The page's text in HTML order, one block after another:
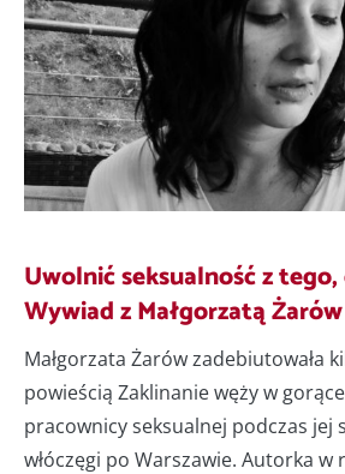
Uwolnić seksualność z
Wywiad z Małgorzatą Żarów
Małgorzata Żarów zadebiutowała
powieścią Zaklinanie węży w
pracownicy seksualnej podczas jej
włóczęgi po Warszawie. Autorka w